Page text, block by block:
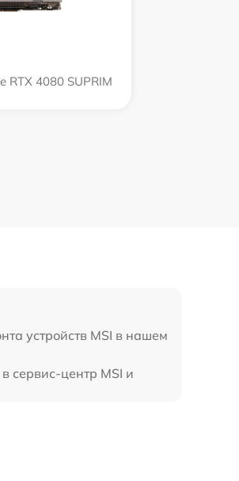
RTX 4080 SUPRIM
устройств MSI в нашем
сервис-центр MSI и